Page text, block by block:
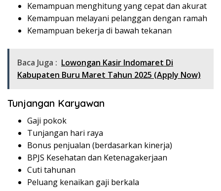
Kemampuan menghitung yang cepat dan akurat
Kemampuan melayani pelanggan dengan ramah
Kemampuan bekerja di bawah tekanan
Baca Juga : Lowongan Kasir Indomaret Di
Kabupaten Buru Maret Tahun 2025 (Apply Now)
Tunjangan Karyawan
Gaji pokok
Tunjangan hari raya
Bonus penjualan (berdasarkan kinerja)
BPJS Kesehatan dan Ketenagakerjaan
Cuti tahunan
Peluang kenaikan gaji berkala